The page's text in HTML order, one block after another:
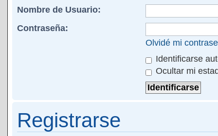
Nombre de Usuario:
Contraseña:
Olvidé mi
Identificarse
Ocultar mi
Registrarse